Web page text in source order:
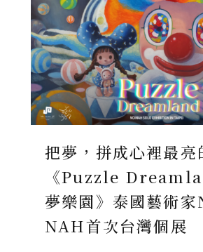
把夢，拼成心裡最亮
《Puzzle
夢樂園》泰國藝術
NAH首次台灣個展